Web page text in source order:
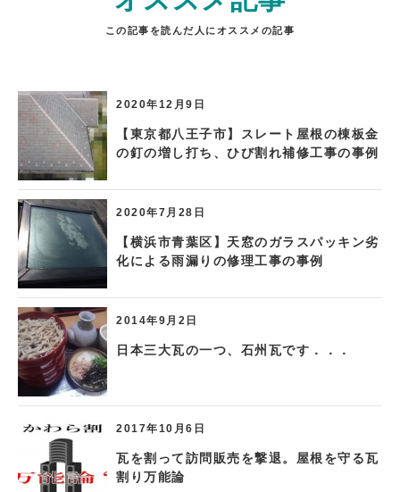
この記事を読んだ人にオススメの記事
2020年12月9日
【東京都八王子市】スレート屋根の棟板金
の釘の増し打ち、ひび割れ補修工事の事例
2020年7月28日
【横浜市青葉区】天窓のガラスパッキン劣
化による雨漏りの修理工事の事例
2014年9月2日
日本三大瓦の一つ、石州瓦です．．．
2017年10月6日
瓦を割って訪問販売を撃退。屋根を守る瓦
割り万能論